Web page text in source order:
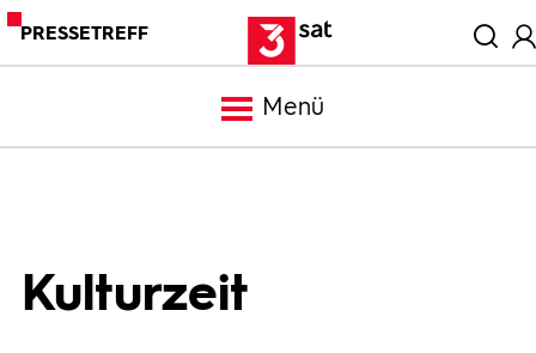
PRESSETREFF
Menü
Kulturzeit